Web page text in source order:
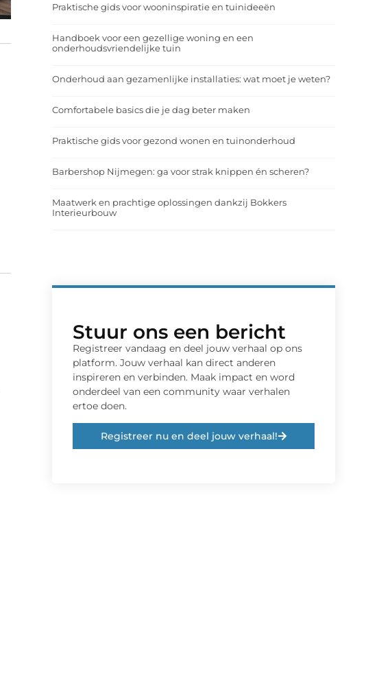
Praktische gids voor wooninspiratie en tuinideeën
Handboek voor een gezellige woning en een
onderhoudsvriendelijke tuin
Onderhoud aan gezamenlijke installaties: wat moet je weten?
Comfortabele basics die je dag beter maken
Praktische gids voor gezond wonen en tuinonderhoud
Barbershop Nijmegen: ga voor strak knippen én scheren?
Maatwerk en prachtige oplossingen dankzij Bokkers
Interieurbouw
Stuur ons een bericht
Registreer vandaag en deel jouw verhaal op ons
platform. Jouw verhaal kan direct anderen
inspireren en verbinden. Maak impact en word
onderdeel van een community waar verhalen
ertoe doen.
Registreer nu en deel jouw verhaal!